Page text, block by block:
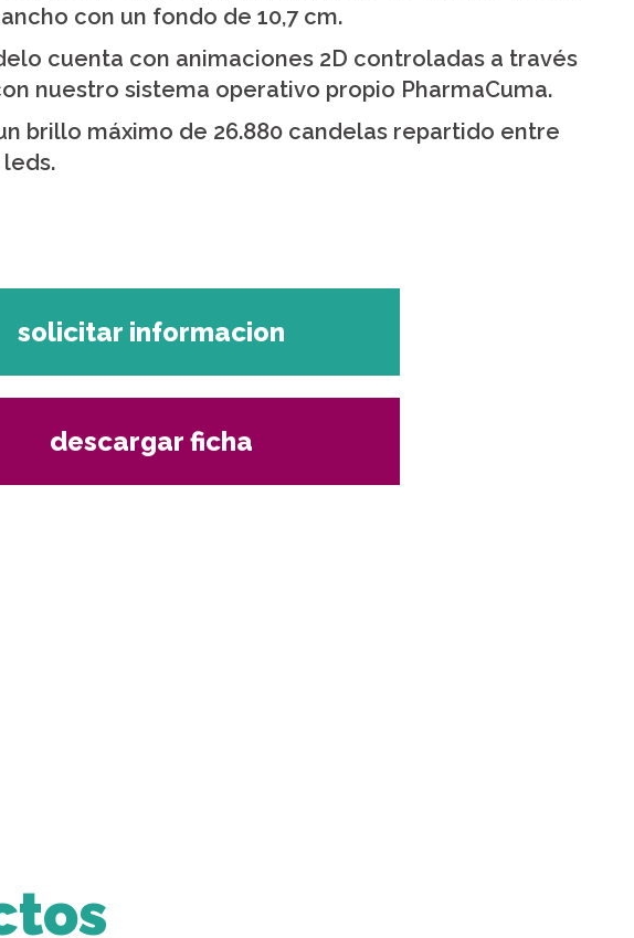
con un fondo de 10,7 cm.
cuenta con animaciones 2D controladas a través
nuestro sistema operativo propio PharmaCuma.
brillo máximo de 26.880 candelas repartido entre
leds.
solicitar informacion
descargar ficha